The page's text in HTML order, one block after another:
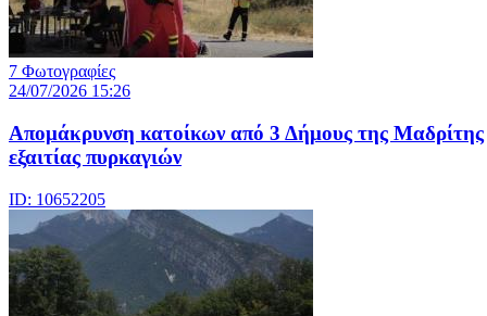
7 Φωτογραφίες
24/07/2026 15:26
Απομάκρυνση κατοίκων από 3 Δήμους της Μαδρίτης
εξαιτίας πυρκαγιών
ID: 10652205